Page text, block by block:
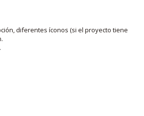
diferentes íconos (si el proyecto tiene